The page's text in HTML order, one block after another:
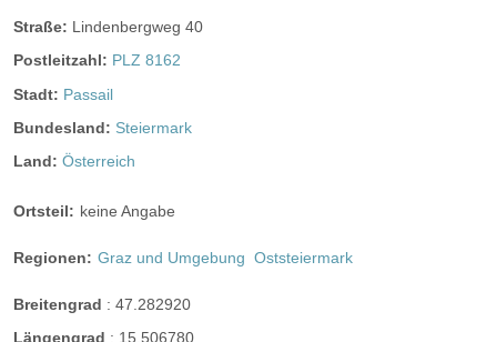
Straße: Lindenbergweg 40
Postleitzahl: PLZ 8162
Stadt: Passail
Bundesland: Steiermark
Land: Österreich
Ortsteil: keine Angabe
Regionen: Graz und Umgebung Oststeiermark
Breitengrad : 47.282920
Längengrad : 15.506780